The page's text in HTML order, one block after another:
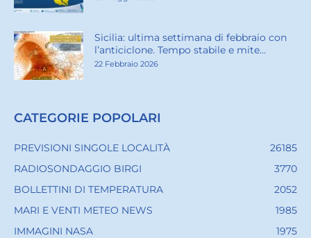
Sicilia: ultima settimana di febbraio con
l’anticiclone. Tempo stabile e mite...
22 Febbraio 2026
CATEGORIE POPOLARI
PREVISIONI SINGOLE LOCALITÀ
26185
RADIOSONDAGGIO BIRGI
3770
BOLLETTINI DI TEMPERATURA
2052
MARI E VENTI METEO NEWS
1985
IMMAGINI NASA
1975